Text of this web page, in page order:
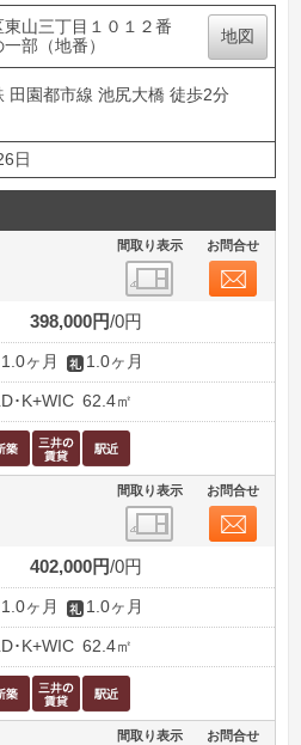
山三丁目１０１２番
部（地番）
地図
田園都市線 池尻大橋 徒歩2分
日
間取り表示 お問合せ
398,000円 0円
1.0ヶ月 1.0ヶ月
･K+WIC 62.4㎡
間取り表示 お問合せ
402,000円 0円
1.0ヶ月 1.0ヶ月
･K+WIC 62.4㎡
間取り表示 お問合せ